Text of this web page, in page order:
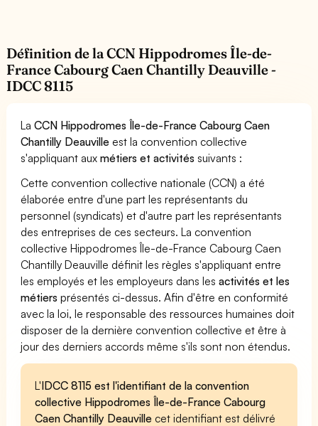
Définition de la CCN Hippodromes Île-de-
France Cabourg Caen Chantilly Deauville -
IDCC 8115
LaCCN Hippodromes Île-de-France Cabourg Caen
Chantilly Deauvilleest la convention collective
s'appliquant auxmétiers et activités suivants :
Cette convention collective nationale (CCN) a été
élaborée entre d'une part les représentants du
personnel (syndicats) et d'autre part les représentants
des entreprises de ces secteurs. La convention
collective Hippodromes Île-de-France Cabourg Caen
Chantilly Deauville définit les règles s'appliquant entre
les employés et les employeurs dans lesactivités et les
métiers présentés ci-dessus. Afin d'être en conformité
avec la loi, le responsable des ressources humaines doit
disposer de la dernière convention collective et être à
jour des derniers accords même s'ils sont non étendus.
L'IDCC 8115 est l'identifiant de la convention
collective Hippodromes Île-de-France Cabourg
Caen Chantilly Deauvillecet identifiant est délivré